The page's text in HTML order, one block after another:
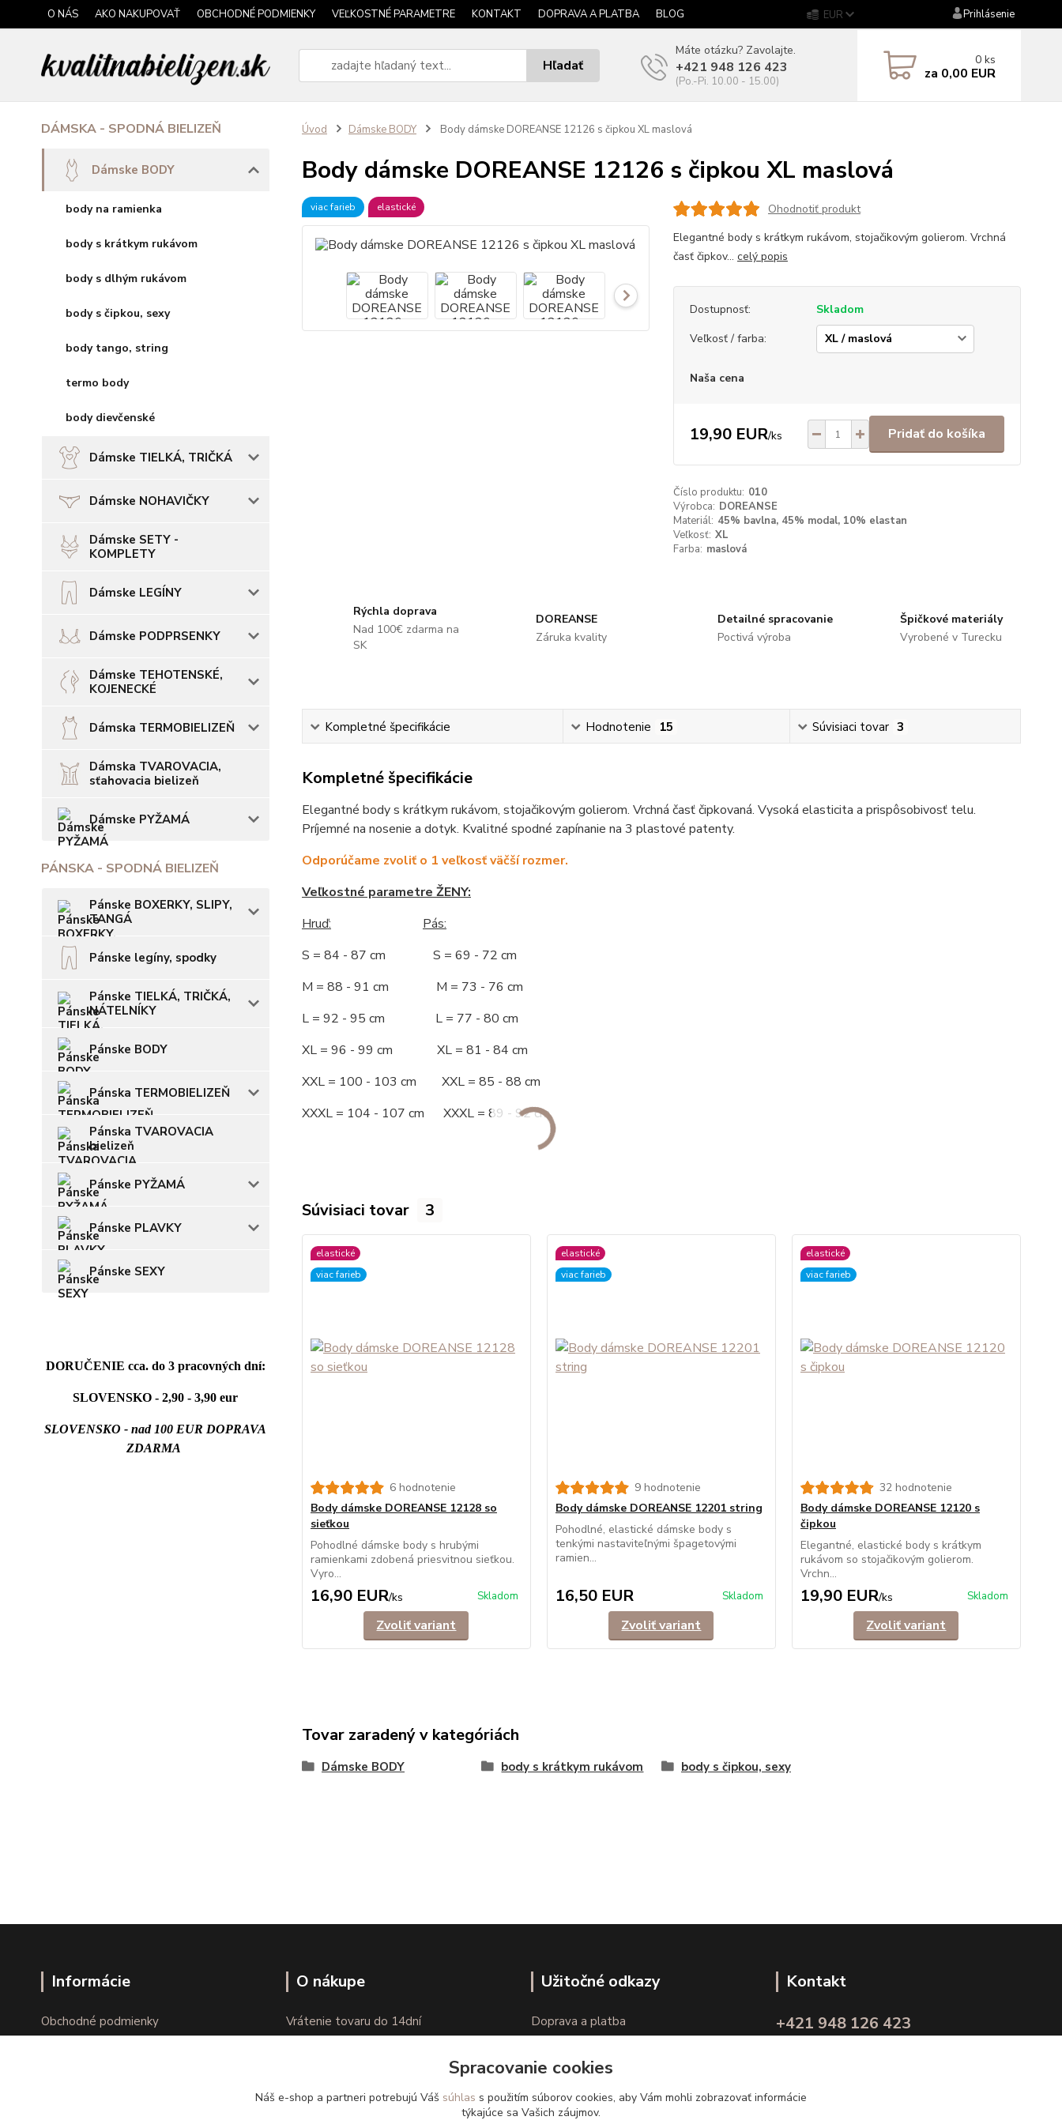
O NÁS AKO NAKUPOVAŤ OBCHODNÉ PODMIENKY VEĽKOSTNÉ PARAMETRE KONTAKT DOPRAVA A PLATBA BLOG EUR Prihlásenie
Hľadať
Máte otázku? Zavolajte.
+421 948 126 423
(Po.-Pi. 10.00 - 15.00)
0 ks
za 0,00 EUR
DÁMSKA - SPODNÁ BIELIZEŇ
Dámske BODY
body na ramienka
body s krátkym rukávom
body s dlhým rukávom
body s čipkou, sexy
body tango, string
termo body
body dievčenské
Dámske TIELKÁ, TRIČKÁ
Dámske NOHAVIČKY
Dámske SETY -
KOMPLETY
Dámske LEGÍNY
Dámske PODPRSENKY
Dámske TEHOTENSKÉ,
KOJENECKÉ
Dámska TERMOBIELIZEŇ
Dámska TVAROVACIA,
sťahovacia bielizeň
Dámske PYŽAMÁ
PÁNSKA - SPODNÁ BIELIZEŇ
Pánske BOXERKY, SLIPY,
TANGÁ
Pánske legíny, spodky
Pánske TIELKÁ, TRIČKÁ,
NÁTELNÍKY
Pánske BODY
Pánska TERMOBIELIZEŇ
Pánska TVAROVACIA
bielizeň
Pánske PYŽAMÁ
Pánske PLAVKY
Pánske SEXY
DORUČENIE cca. do 3 pracovných dní:
SLOVENSKO - 2,90 - 3,90 eur
SLOVENSKO - nad 100 EUR DOPRAVA
ZDARMA
Úvod Dámske BODY Body dámske DOREANSE 12126 s čipkou XL maslová
Body dámske DOREANSE 12126 s čipkou XL maslová
viac farieb elastické
Ohodnotiť produkt
Elegantné body s krátkym rukávom, stojačikovým golierom. Vrchná
časť čipkov... celý popis
Dostupnosť:
Skladom
Veľkosť / farba:
Naša cena
19,90 EUR/ks Pridať do košíka
Číslo produktu: 010
Výrobca: DOREANSE
Materiál: 45% bavlna, 45% modal, 10% elastan
Veľkosť: XL
Farba: maslová
Rýchla doprava
Nad 100€ zdarma na
SK
DOREANSE
Záruka kvality
Detailné spracovanie
Poctivá výroba
Špičkové materiály
Vyrobené v Turecku
Kompletné špecifikácie Hodnotenie 15 Súvisiaci tovar 3
Kompletné špecifikácie
Elegantné body s krátkym rukávom, stojačikovým golierom. Vrchná časť čipkovaná. Vysoká elasticita a prispôsobivosť telu.
Príjemné na nosenie a dotyk. Kvalitné spodné zapínanie na 3 plastové patenty.
Odporúčame zvoliť o 1 veľkosť väčší rozmer.
Veľkostné parametre ŽENY:
Hruď:
Pás:
S = 84 - 87 cm S = 69 - 72 cm
M = 88 - 91 cm M = 73 - 76 cm
L = 92 - 95 cm L = 77 - 80 cm
XL = 96 - 99 cm XL = 81 - 84 cm
XXL = 100 - 103 cm XXL = 85 - 88 cm
XXXL = 104 - 107 cm XXXL = 89 - 92 cm
Súvisiaci tovar 3
elastické
viac farieb
6 hodnotenie
Body dámske DOREANSE 12128 so
sieťkou
Pohodlné dámske body s hrubými
ramienkami zdobená priesvitnou sieťkou.
Vyro...
16,90 EUR/ks Skladom
Zvoliť variant
elastické
viac farieb
9 hodnotenie
Body dámske DOREANSE 12201 string
Pohodlné, elastické dámske body s
tenkými nastaviteľnými špagetovými
ramien...
16,50 EUR Skladom
Zvoliť variant
elastické
viac farieb
32 hodnotenie
Body dámske DOREANSE 12120 s
čipkou
Elegantné, elastické body s krátkym
rukávom so stojačikovým golierom.
Vrchn...
19,90 EUR/ks Skladom
Zvoliť variant
Tovar zaradený v kategóriách
Dámske BODY body s krátkym rukávom body s čipkou, sexy
Informácie
Obchodné podmienky
O nákupe
Vrátenie tovaru do 14dní
Užitočné odkazy
Doprava a platba
Kontakt
+421 948 126 423
Spracovanie cookies
Náš e-shop a partneri potrebujú Váš súhlas s použitím súborov cookies, aby Vám mohli zobrazovať informácie
týkajúce sa Vašich záujmov.